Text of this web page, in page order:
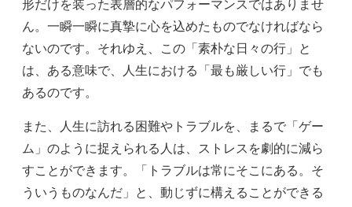
形だけを装った表層的なパフォーマンスではありませ
ん。一瞬一瞬に真摯に心を込めたものでなければなら
ないのです。それゆえ、この「素朴な日々の行」と
は、ある意味で、人生における「最も厳しい行」でも
あるのです。
また、人生に訪れる困難やトラブルを、まるで「ゲー
ム」のように捉えられる人は、ストレスを劇的に減ら
すことができます。「トラブルは常にそこにある。そ
ういうものなんだ」と、動じずに構えることができる